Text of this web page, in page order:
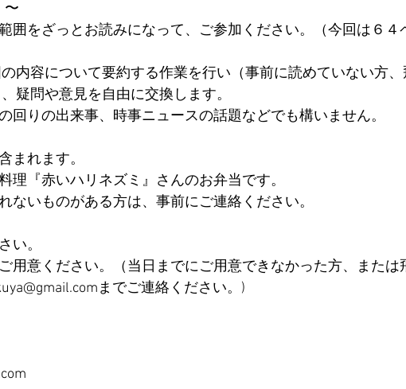
〜
囲をざっとお読みになって、ご参加ください。（今回は６４
疑問や意見を自由に交換します。
回りの出来事、時事ニュースの話題などでも構いません。
まれます。
理『赤いハリネズミ』さんのお弁当です。
ないものがある方は、事前にご連絡ください。
い。
用意ください。（当日までにご用意できなかった方、または
までご連絡ください。)